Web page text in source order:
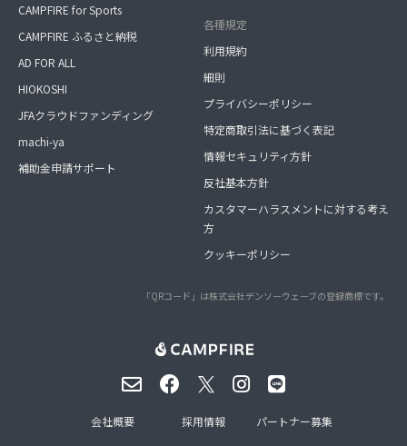
CAMPFIRE for Sports
CAMPFIRE ふるさと納税
AD FOR ALL
HIOKOSHI
JFAクラウドファンディング
machi-ya
補助金申請サポート
各種規定
利用規約
細則
プライバシーポリシー
特定商取引法に基づく表記
情報セキュリティ方針
反社基本方針
カスタマーハラスメントに対する考え
方
クッキーポリシー
「QRコード」は株式会社デンソーウェーブの登録商標です。
会社概要 採用情報 パートナー募集